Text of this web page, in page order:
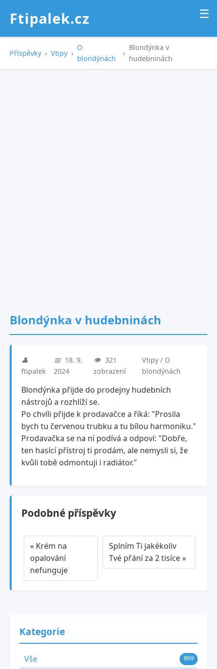
Ftipalek.cz ☰
Příspěvky › Vtipy ›
O
blondýnách
›
Blondýnka v
hudebninách
Blondýnka v hudebninách
👤
ftipalek
📅 18. 9.
2024
👁️ 321
zobrazení
Vtipy / O
blondýnách
Blondýnka přijde do prodejny hudebních
nástrojů a rozhlíží se.
Po chvíli přijde k prodavačce a říká: "Prosila
bych tu červenou trubku a tu bílou harmoniku."
Prodavačka se na ní podívá a odpoví: "Dobře,
ten hasící přístroj ti prodám, ale nemysli si, že
kvůli tobě odmontuji i radiátor."
Podobné příspěvky
« Krém na
opalování
nefunguje
Splním Ti jakékoliv
Tvé přání za 2 tisíce »
Kategorie
Vše 869